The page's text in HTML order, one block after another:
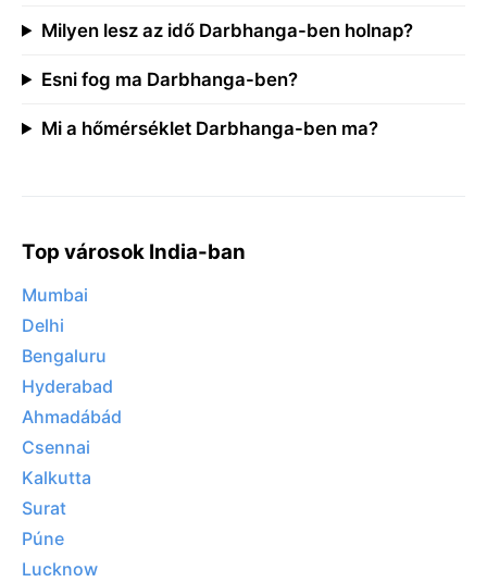
Milyen lesz az idő Darbhanga-ben holnap?
Esni fog ma Darbhanga-ben?
Mi a hőmérséklet Darbhanga-ben ma?
Top városok India-ban
Mumbai
Delhi
Bengaluru
Hyderabad
Ahmadábád
Csennai
Kalkutta
Surat
Púne
Lucknow